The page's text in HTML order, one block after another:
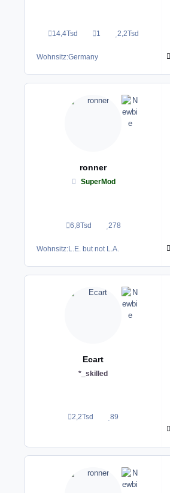
14,4Tsd
Beiträge 1
Lösungen2,2Tsd
Reputation
Wohnsitz:Germany
ronner
SuperMod
6,8Tsd
Beiträge 278Reputation
Wohnsitz:L.E. but not L.A.
Ecart
*_skilled
2,2Tsd
Beiträge 89
Reputation